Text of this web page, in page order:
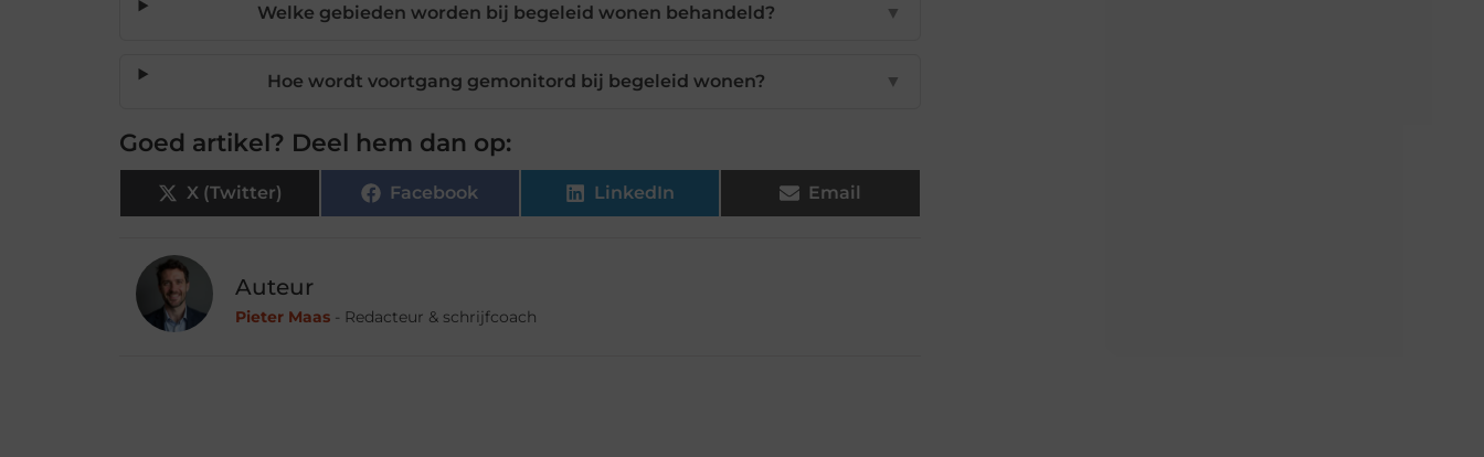
Welke gebieden worden bij begeleid wonen behandeld? ▼
Hoe wordt voortgang gemonitord bij begeleid wonen? ▼
Goed artikel? Deel hem dan op:
X (Twitter) Facebook LinkedIn Email
Auteur
Pieter Maas - Redacteur & schrijfcoach